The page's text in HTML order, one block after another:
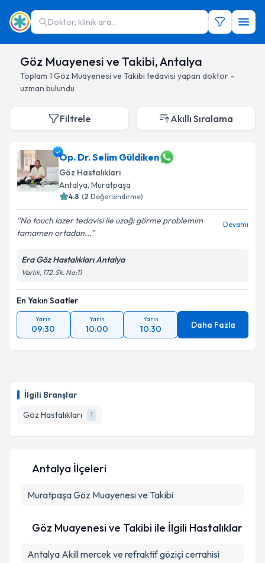
Doktor, klinik ara...
Göz Muayenesi ve Takibi, Antalya
Toplam 1 Göz Muayenesi ve Takibi tedavisi yapan doktor -
uzman bulundu
İlgili Branşlar
Göz Hastalıkları
1
Filtrele Akıllı Sıralama
Op. Dr. Selim Güldiken
Göz Hastalıkları
Antalya, Muratpaşa
4.8 (2 Değerlendirme)
No touch lazer tedavisi ile uzağı görme problemim
tamamen ortadan...
Devamı
Era Göz Hastalıkları Antalya
Varlık, 172. Sk. No:11
En Yakın Saatler
Yarın
09:30
Yarın
10:00
Yarın
10:30 Daha Fazla
Antalya İlçeleri
MuratpaşaGöz Muayenesi ve Takibi
Göz Muayenesi ve Takibi ile İlgili Hastalıklar
Antalya Akill mercek ve refraktif göziçi cerrahisi